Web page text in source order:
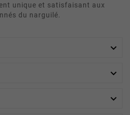
unique et satisfaisant aux
du narguilé.


